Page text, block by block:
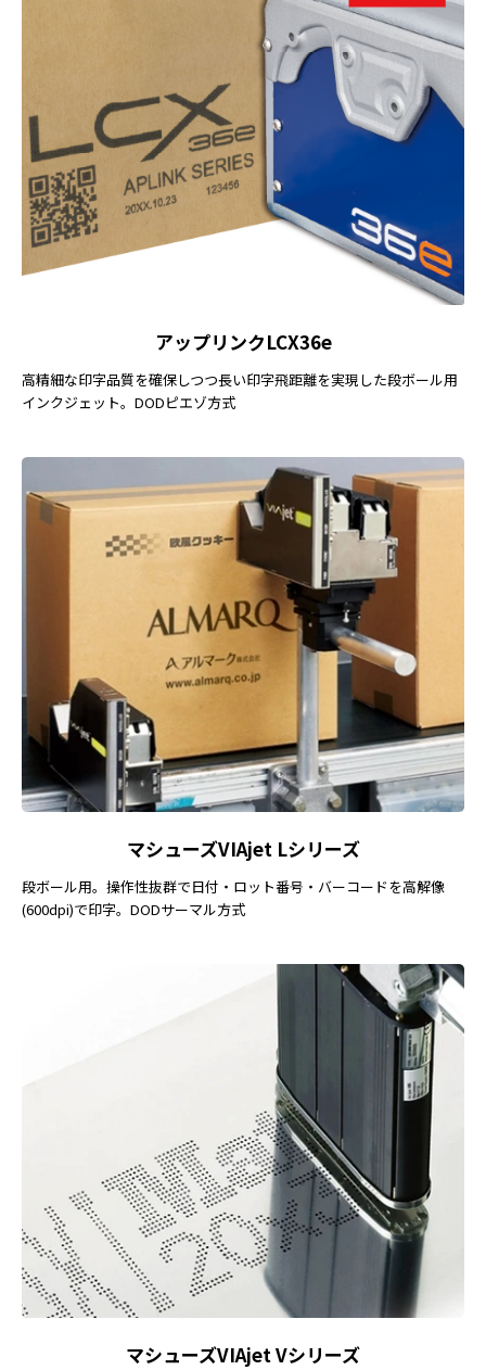
アップリンクLCX36e
高精細な印字品質を確保しつつ長い印字飛距離を実現した段ボール用
インクジェット。DODピエゾ方式
マシューズVIAjet Lシリーズ
段ボール用。操作性抜群で日付・ロット番号・バーコードを高解像
(600dpi)で印字。DODサーマル方式
マシューズVIAjet Vシリーズ